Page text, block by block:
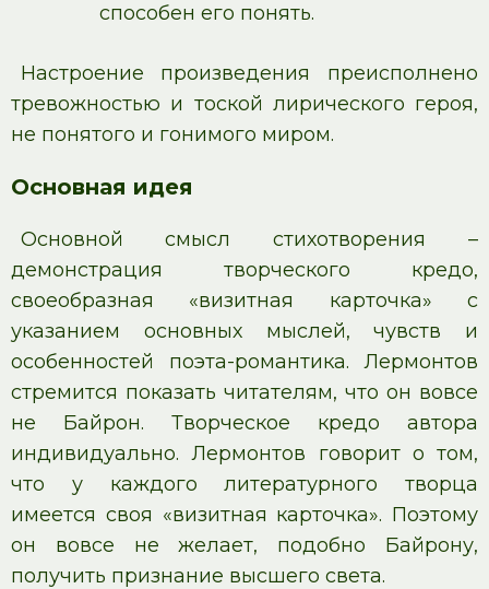
способен его понять.
Настроение произведения преисполнено
тревожностью и тоской лирического героя,
не понятого и гонимого миром.
Основная идея
Основной смысл стихотворения –
демонстрация творческого кредо,
своеобразная «визитная карточка» с
указанием основных мыслей, чувств и
особенностей поэта-романтика. Лермонтов
стремится показать читателям, что он вовсе
не Байрон. Творческое кредо автора
индивидуально. Лермонтов говорит о том,
что у каждого литературного творца
имеется своя «визитная карточка». Поэтому
он вовсе не желает, подобно Байрону,
получить признание высшего света.